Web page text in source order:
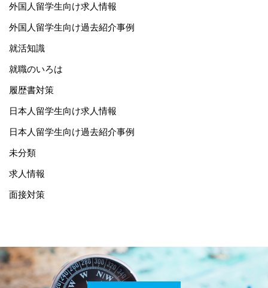
外国人留学生向け求人情報
外国人留学生向け過去紹介事例
就活知識
就職のいろは
履歴書対策
日本人留学生向け求人情報
日本人留学生向け過去紹介事例
未分類
求人情報
面接対策